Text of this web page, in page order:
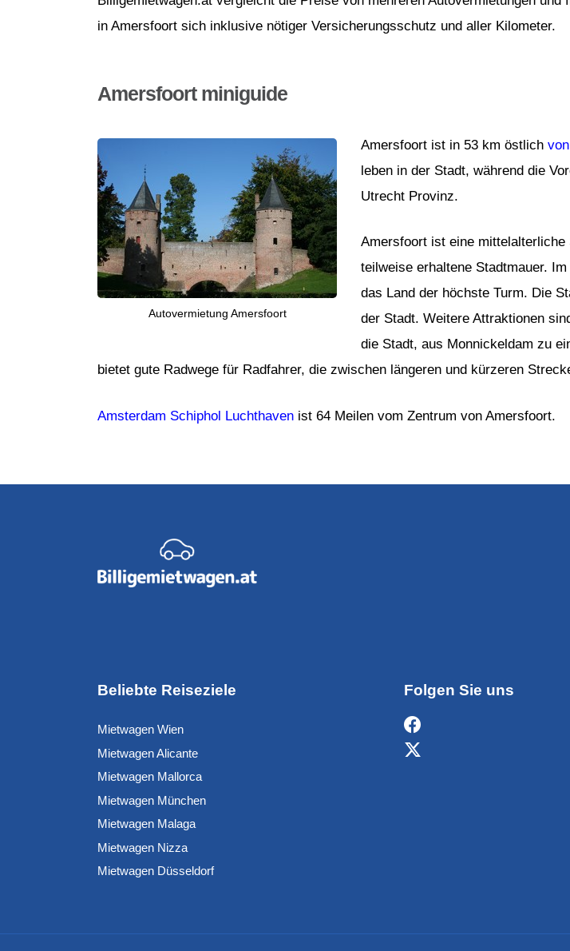
in Amersfoort sich inklusive nötiger Versicherungsschutz und aller Kilometer.
Amersfoort miniguide
Autovermietung Amersfoort
Amersfoort ist in 53 km östlich
leben in der Stadt, während die
Utrecht Provinz.
Amersfoort ist eine
teilweise erhaltene Stadtmauer.
das Land der höchste Turm. Die
der Stadt. Weitere Attraktionen
die Stadt, aus Monnickeldam zu
bietet gute Radwege für Radfahrer, die zwischen längeren und kürzeren
Amsterdam Schiphol Luchthaven ist 64 Meilen vom Zentrum von Amersfoort.
Beliebte Reiseziele
Mietwagen Wien
Mietwagen Alicante
Mietwagen Mallorca
Mietwagen München
Mietwagen Malaga
Mietwagen Nizza
Mietwagen Düsseldorf
Folgen Sie uns